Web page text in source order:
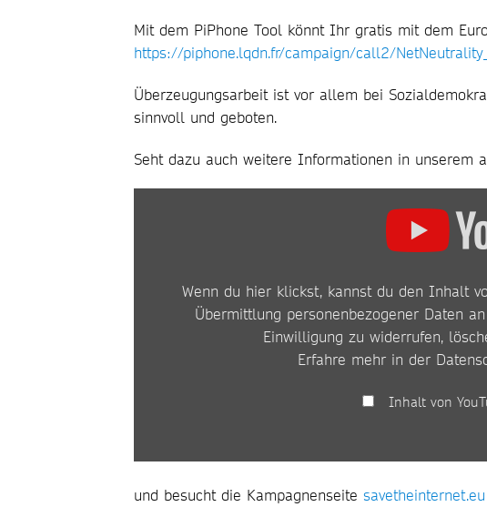
Mit dem PiPhone Tool könnt Ihr gratis mit dem
https://piphone.lqdn.fr/campaign/call2/
Überzeugungsarbeit ist vor allem bei
sinnvoll und geboten.
Seht dazu auch weitere Informationen in unserem
ANZEIGEN
Wenn du hier klickst, kannst du den Inhalt
Übermittlung personenbezogener Daten
Einwilligung zu widerrufen,
Erfahre mehr in der
Inhalt von
und besucht die Kampagnenseite savetheinternet.eu